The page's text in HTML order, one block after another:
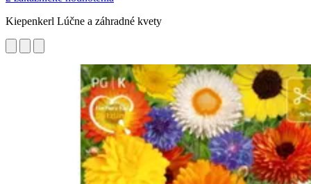
Kiepenkerl Lúčne a záhradné kvety